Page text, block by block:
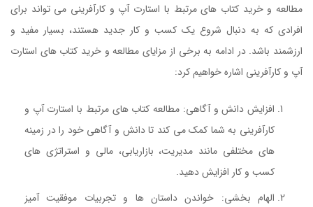
مطالعه و خرید کتاب های مرتبط با استارت آپ و کارآفرینی می تواند برای
افرادی که به دنبال شروع یک کسب و کار جدید هستند، بسیار مفید و
ارزشمند باشد. در ادامه به برخی از مزایای مطالعه و خرید کتاب های استارت
آپ و کارآفرینی اشاره خواهیم کرد:
افزایش دانش و آگاهی: مطالعه کتاب های مرتبط با استارت آپ و
کارآفرینی به شما کمک می کند تا دانش و آگاهی خود را در زمینه
های مختلفی مانند مدیریت، بازاریابی، مالی و استراتژی های
کسب و کار افزایش دهید.
الهام بخشی: خواندن داستان ها و تجربیات موفقیت آمیز